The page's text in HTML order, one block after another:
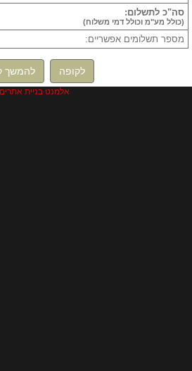
סה"כ לתשלום:
(כולל מע"מ וכולל דמי משלוח)
מספר תשלומים אפשריים:
לקופה להמשך
אלמנט בניית אתרים